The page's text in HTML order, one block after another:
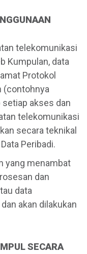
telekomunikasi
Kumpulan, data
Protokol
(contohnya
setiap akses dan
telekomunikasi
secara teknikal
Peribadi.
yang menambat
dan
data
akan dilakukan
SECARA